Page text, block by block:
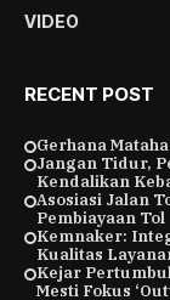
VIDEO
RECENT POST
Gerhana
Jangan Tidur,
Kendalikan
Asosiasi Jalan
Pembiayaan Tol
Kemnaker:
Kualitas
Kejar
Mesti Fokus